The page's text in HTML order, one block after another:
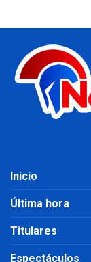
Inicio
Última hora
Titulares
Espectáculos